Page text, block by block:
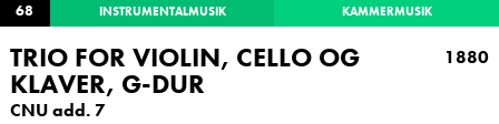
68 INSTRUMENTALMUSIK KAMMERMUSIK
TRIO FOR VIOLIN, CELLO OG
KLAVER, G-DUR
CNU add. 7
1880